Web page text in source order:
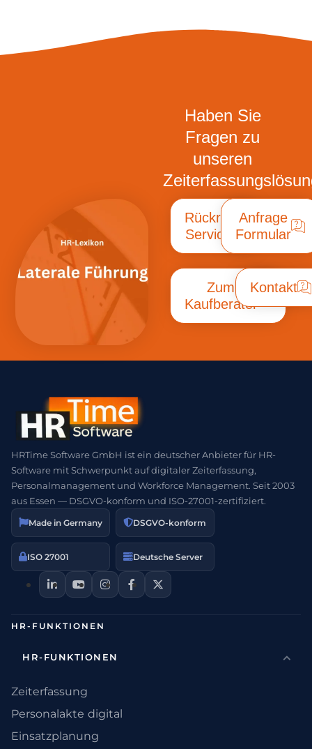
Haben Sie
Fragen zu
unseren
Rückruf
Service
Anfrage
Formular
Zum
Kaufberater
Kontakt
HRTime Software GmbH ist ein deutscher Anbieter für HR-
Software mit Schwerpunkt auf digitaler Zeiterfassung,
Personalmanagement und Workforce Management. Seit 2003
aus Essen — DSGVO-konform und ISO-27001-zertifiziert.
Made in Germany DSGVO-konform
ISO 27001 Deutsche Server
HR-FUNKTIONEN
HR-FUNKTIONEN
Zeiterfassung
Personalakte digital
Einsatzplanung